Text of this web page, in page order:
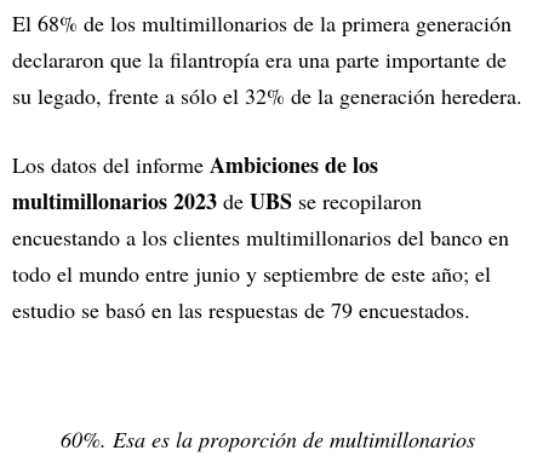
El 68% de los multimillonarios de la primera generación
declararon que la filantropía era una parte importante de
su legado, frente a sólo el 32% de la generación heredera.
Los datos del informe Ambiciones de los
multimillonarios 2023 de UBS se recopilaron
encuestando a los clientes multimillonarios del banco en
todo el mundo entre junio y septiembre de este año; el
estudio se basó en las respuestas de 79 encuestados.
60%. Esa es la proporción de multimillonarios